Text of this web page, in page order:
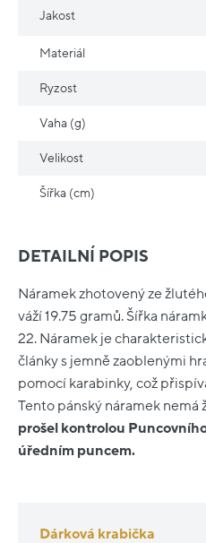
DETAILNÍ POPIS
Náramek zhotovený ze
váží 19.75 gramů. Šířka
22. Náramek je
články s jemně zaoblenými
pomocí karabinky, což
Tento pánský náramek nemá
prošel kontrolou
úředním puncem.
Dárková krabička
Jakost
Materiál
Ryzost
Vaha (g)
Velikost
Šířka (cm)